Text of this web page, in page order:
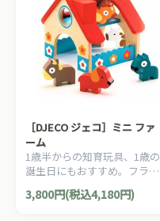
［DJECO ジェコ］ミニ ファ
ーム
1歳半からの知育玩具、1歳の
誕生日にもおすすめ。フラン
ス・DJECOの女の子が大好き
な動物がセットのファームセ
3,800円(税込4,180円)